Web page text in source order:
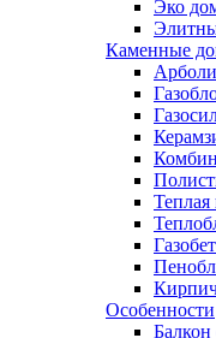
Эко
Каменные
Теплая
Особенности
Балкон